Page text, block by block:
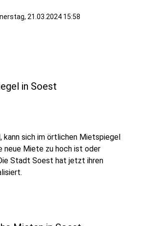
21.03.2024 15:58
in Soest
kann sich im örtlichen Mietspiegel
neue Miete zu hoch ist oder
Stadt Soest hat jetzt ihren